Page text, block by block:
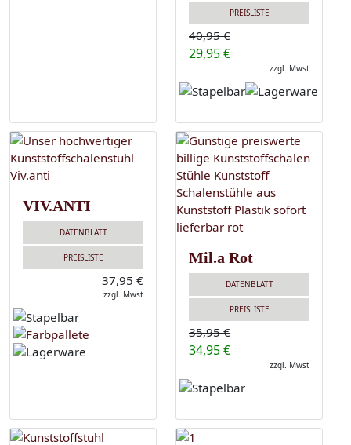
PREISLISTE
40,95 €
29,95 €
zzgl. Mwst
VIV.ANTI
DATENBLATT
PREISLISTE
37,95 €
zzgl. Mwst
Mil.a Rot
DATENBLATT
PREISLISTE
35,95 €
34,95 €
zzgl. Mwst